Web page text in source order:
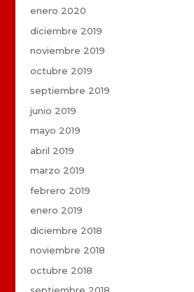
enero 2020
diciembre 2019
noviembre 2019
octubre 2019
septiembre 2019
junio 2019
mayo 2019
abril 2019
marzo 2019
febrero 2019
enero 2019
diciembre 2018
noviembre 2018
octubre 2018